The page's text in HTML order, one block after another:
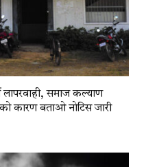
समाज कल्याण
कारण बताओ नोटिस जारी